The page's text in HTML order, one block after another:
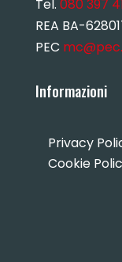
Tel. 080 397
REA BA-
PEC
Informazioni
Privacy
Cookie